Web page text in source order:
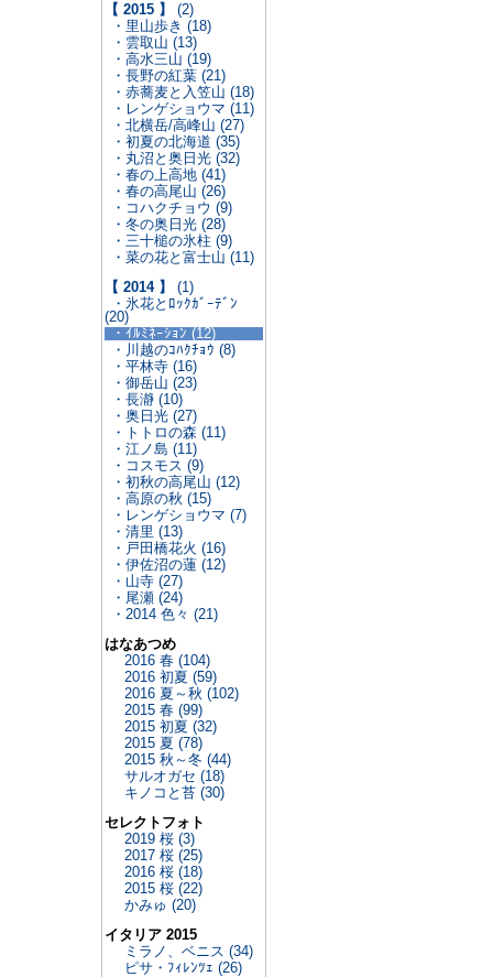
【 2015 】
(2)
・里山歩き (18)
・雲取山 (13)
・高水三山 (19)
・長野の紅葉 (21)
・赤蕎麦と入笠山 (18)
・レンゲショウマ (11)
・北横岳/高峰山 (27)
・初夏の北海道 (35)
・丸沼と奥日光 (32)
・春の上高地 (41)
・春の高尾山 (26)
・コハクチョウ (9)
・冬の奥日光 (28)
・三十槌の氷柱 (9)
・菜の花と富士山 (11)
【 2014 】
(1)
・氷花とﾛｯｸｶﾞｰﾃﾞﾝ
(20)
・ｲﾙﾐﾈｰｼｮﾝ (12)
・川越のｺﾊｸﾁｮｳ (8)
・平林寺 (16)
・御岳山 (23)
・長瀞 (10)
・奥日光 (27)
・トトロの森 (11)
・江ノ島 (11)
・コスモス (9)
・初秋の高尾山 (12)
・高原の秋 (15)
・レンゲショウマ (7)
・清里 (13)
・戸田橋花火 (16)
・伊佐沼の蓮 (12)
・山寺 (27)
・尾瀬 (24)
・2014 色々 (21)
はなあつめ
2016 春 (104)
2016 初夏 (59)
2016 夏～秋 (102)
2015 春 (99)
2015 初夏 (32)
2015 夏 (78)
2015 秋～冬 (44)
サルオガセ (18)
キノコと苔 (30)
セレクトフォト
2019 桜 (3)
2017 桜 (25)
2016 桜 (18)
2015 桜 (22)
かみゅ (20)
イタリア 2015
ミラノ、ベニス (34)
ピサ・ﾌｨﾚﾝﾂｪ (26)